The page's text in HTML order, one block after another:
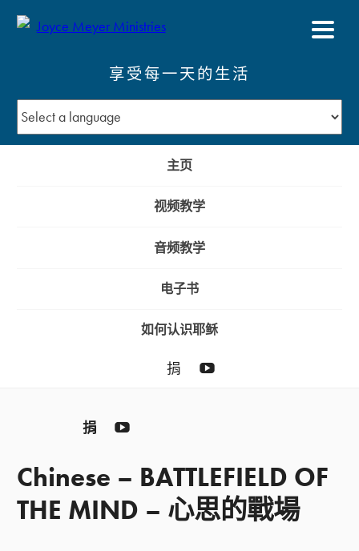
享受每一天的生活
主页
视频教学
音频教学
电子书
如何认识耶稣
捐 YouTube
捐
Chinese – BATTLEFIELD OF
THE MIND – 心思的戰場